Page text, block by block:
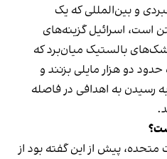
و بین‌المللی که یک
است، اسرائیل گزینه‌های
بالستیک میان‌برد که
دو هزار مایلی بزنند و
رسیدن به اهدافی در فاصله
پیش از این گفته بود از